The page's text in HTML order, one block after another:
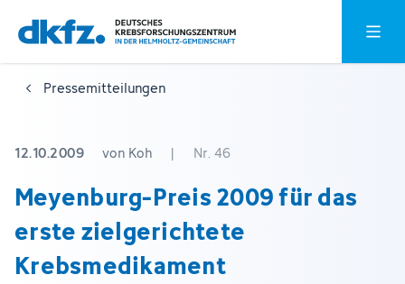
Zum
Hauptinhalt
springen
Zur
Fußzeile
springen
Pressemitteilungen
12.10.2009 von Koh | Nr. 46
Meyenburg-Preis 2009 für das
erste zielgerichtete
Krebsmedikament